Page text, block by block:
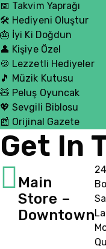
📅 Takvim Yaprağı
🛠️ Hediyeni Oluştur
🎂 İyi Ki Doğdun
👤 Kişiye Özel
🍪 Lezzetli Hediyeler
🎵 Müzik Kutusu
🧸 Peluş Oyuncak
💖 Sevgili Biblosu
📰 Orijinal Gazete
Get In
Main
Store –
Downtown